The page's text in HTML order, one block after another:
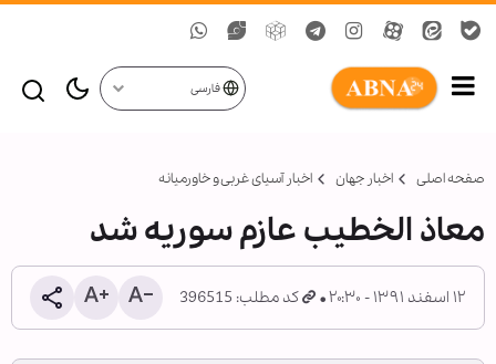
فارسی
صفحه اصلی اخبار جهان اخبار آسیای غربی و خاورمیانه
معاذ الخطیب عازم سوریه شد
۱۲ اسفند ۱۳۹۱ - ۲۰:۳۰ کد مطلب: 396515